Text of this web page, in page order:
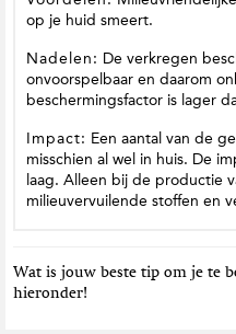
op je huid smeert.
Nadelen: De verkregen
onvoorspelbaar en daarom
beschermingsfactor is lager
Impact: Een aantal van de
misschien al wel in huis. De
laag. Alleen bij de productie
milieuvervuilende stoffen en
Wat is jouw beste tip om je te
hieronder!